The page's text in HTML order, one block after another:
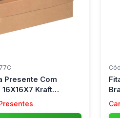
Presente Com
Kraft
Cristina (Pct.c/10)